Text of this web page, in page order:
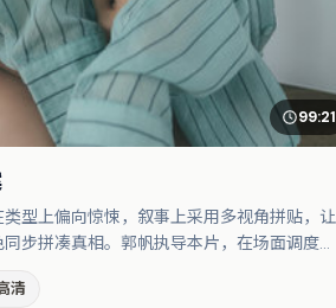
99:21
类型上偏向惊悚，叙事上采用多视角拼贴，让
步拼凑真相。郭帆执导本片，在场面调度与
拓哉、易烊千玺、沈腾等，角色动机前后呼
清